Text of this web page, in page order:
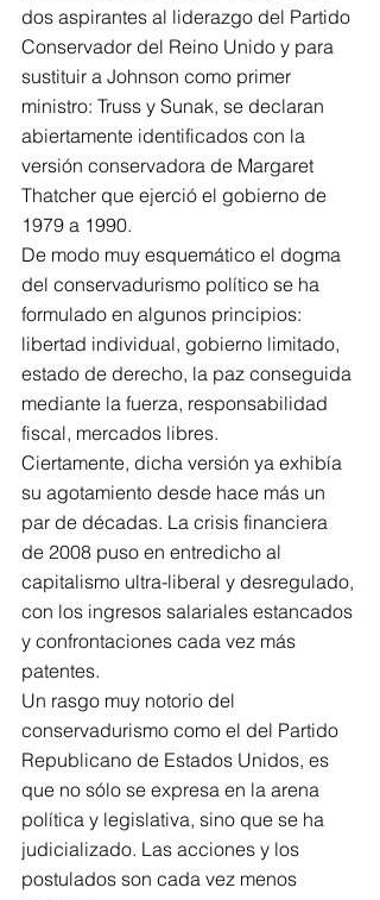
dos aspirantes al liderazgo del Partido
Conservador del Reino Unido y para
sustituir a Johnson como primer
ministro: Truss y Sunak, se declaran
abiertamente identificados con la
versión conservadora de Margaret
Thatcher que ejerció el gobierno de
1979 a 1990.
De modo muy esquemático el dogma
del conservadurismo político se ha
formulado en algunos principios:
libertad individual, gobierno limitado,
estado de derecho, la paz conseguida
mediante la fuerza, responsabilidad
fiscal, mercados libres.
Ciertamente, dicha versión ya exhibía
su agotamiento desde hace más un
par de décadas. La crisis financiera
de 2008 puso en entredicho al
capitalismo ultra-liberal y desregulado,
con los ingresos salariales estancados
y confrontaciones cada vez más
patentes.
Un rasgo muy notorio del
conservadurismo como el del Partido
Republicano de Estados Unidos, es
que no sólo se expresa en la arena
política y legislativa, sino que se ha
judicializado. Las acciones y los
postulados son cada vez menos